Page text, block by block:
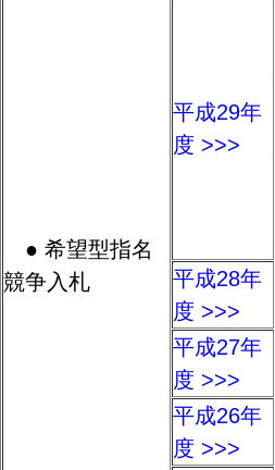
● 希望型指名
競争入札
平成29年
度 >>>
平成28年
度 >>>
平成27年
度 >>>
平成26年
度 >>>